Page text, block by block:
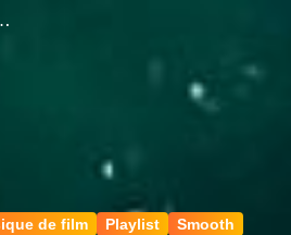
de film Playlist Smooth